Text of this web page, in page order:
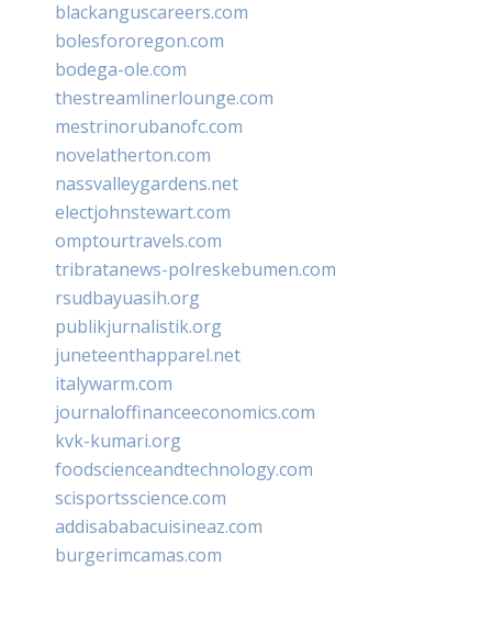
blackanguscareers.com
bolesfororegon.com
bodega-ole.com
thestreamlinerlounge.com
mestrinorubanofc.com
novelatherton.com
nassvalleygardens.net
electjohnstewart.com
omptourtravels.com
tribratanews-polreskebumen.com
rsudbayuasih.org
publikjurnalistik.org
juneteenthapparel.net
italywarm.com
journaloffinanceeconomics.com
kvk-kumari.org
foodscienceandtechnology.com
scisportsscience.com
addisababacuisineaz.com
burgerimcamas.com